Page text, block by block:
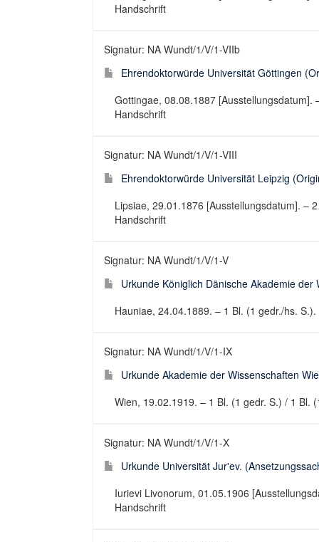
Handschrift
Signatur: NA Wundt/1/V/1-VIIb
Ehrendoktorwürde Universität Göttingen
Gottingae, 08.08.1887
Handschrift
Signatur: NA Wundt/1/V/1-VIII
Ehrendoktorwürde Universität Leipzig
Lipsiae, 29.01.1876 [Ausstellungsdatum]. –
Handschrift
Signatur: NA Wundt/1/V/1-V
Urkunde Königlich Dänische Akademie
Hauniae, 24.04.1889. – 1 Bl. (1 gedr./hs.
Signatur: NA Wundt/1/V/1-IX
Urkunde Akademie der Wissenschaften
Wien, 19.02.1919. – 1 Bl. (1 gedr. S.) / 1 Bl.
Signatur: NA Wundt/1/V/1-X
Urkunde Universität Jur'ev.
Iurievi Livonorum, 01.05.1906
Handschrift